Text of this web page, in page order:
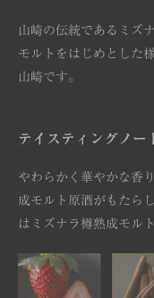
山崎の伝統であるミズ
モルトをはじめとした
山崎です。
テイスティングノー
やわらかく華やかな香
成モルト原酒がもたら
はミズナラ樽熟成モル